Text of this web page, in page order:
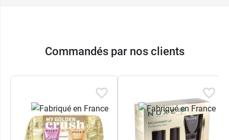
Commandés par nos clients